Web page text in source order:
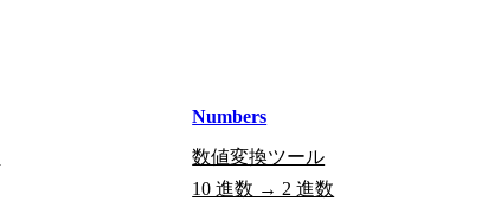
Numbers
数値変換ツール
10 進数 → 2 進数